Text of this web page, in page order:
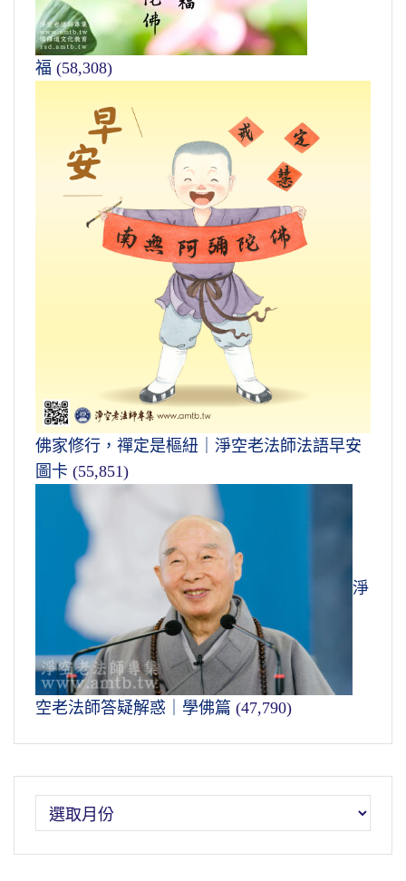
福 (58,308)
佛家修行，禪定是樞紐｜淨空老法師法語早安
圖卡 (55,851)
淨
空老法師答疑解惑｜學佛篇 (47,790)